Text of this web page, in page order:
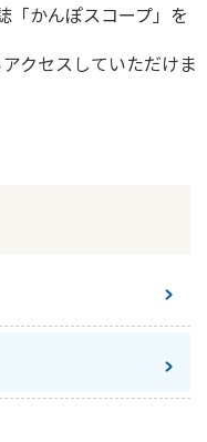
「かんぽスコープ」を
クセスしていただけま